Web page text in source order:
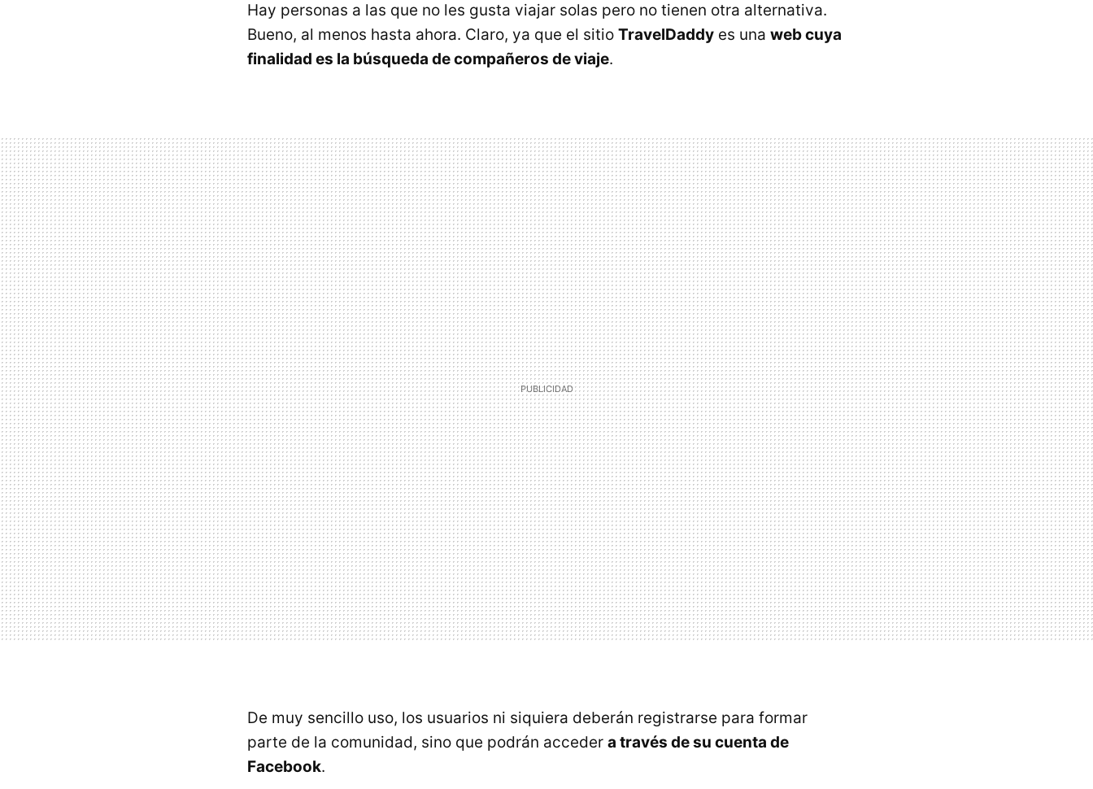
Hay personas a las que no les gusta viajar solas pero no tienen otra alternativa.
Bueno, al menos hasta ahora. Claro, ya que el sitio TravelDaddy es una web cuya
finalidad es la búsqueda de compañeros de viaje.
De muy sencillo uso, los usuarios ni siquiera deberán registrarse para formar
parte de la comunidad, sino que podrán acceder a través de su cuenta de
Facebook.